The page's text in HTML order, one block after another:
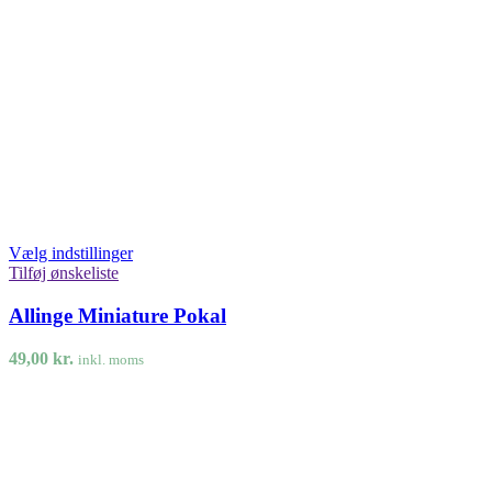
Vælg indstillinger
Tilføj ønskeliste
Allinge Miniature Pokal
49,00 kr. inkl. moms